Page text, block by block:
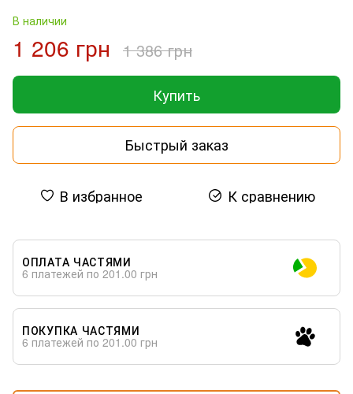
В наличии
1 206 грн 1 386 грн
Купить
Быстрый заказ
В избранное К сравнению
ОПЛАТА ЧАСТЯМИ
6 платежей по 201.00 грн
ПОКУПКА ЧАСТЯМИ
6 платежей по 201.00 грн